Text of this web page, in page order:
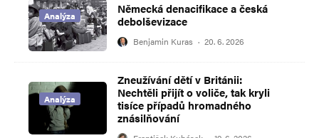
Analýza
Německá denacifikace a česká
debolševizace
Benjamin Kuras · 20. 6. 2026
Analýza
Zneužívání dětí v Británii:
Nechtěli přijít o voliče, tak kryli
tisíce případů hromadného
znásilňování